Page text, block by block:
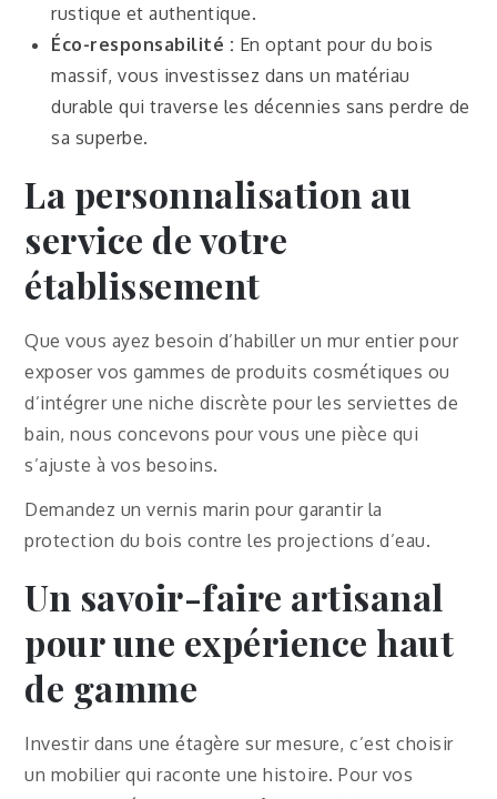
rustique et authentique.
Éco-responsabilité : En optant pour du bois
massif, vous investissez dans un matériau
durable qui traverse les décennies sans perdre de
sa superbe.
La personnalisation au
service de votre
établissement
Que vous ayez besoin d’habiller un mur entier pour
exposer vos gammes de produits cosmétiques ou
d’intégrer une niche discrète pour les serviettes de
bain, nous concevons pour vous une pièce qui
s’ajuste à vos besoins.
Demandez un vernis marin pour garantir la
protection du bois contre les projections d’eau.
Un savoir-faire artisanal
pour une expérience haut
de gamme
Investir dans une étagère sur mesure, c’est choisir
un mobilier qui raconte une histoire. Pour vos